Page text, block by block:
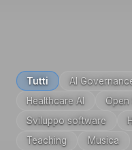
Tutti AI
Healthcare AI
Open
Sviluppo software
Teaching
Musica